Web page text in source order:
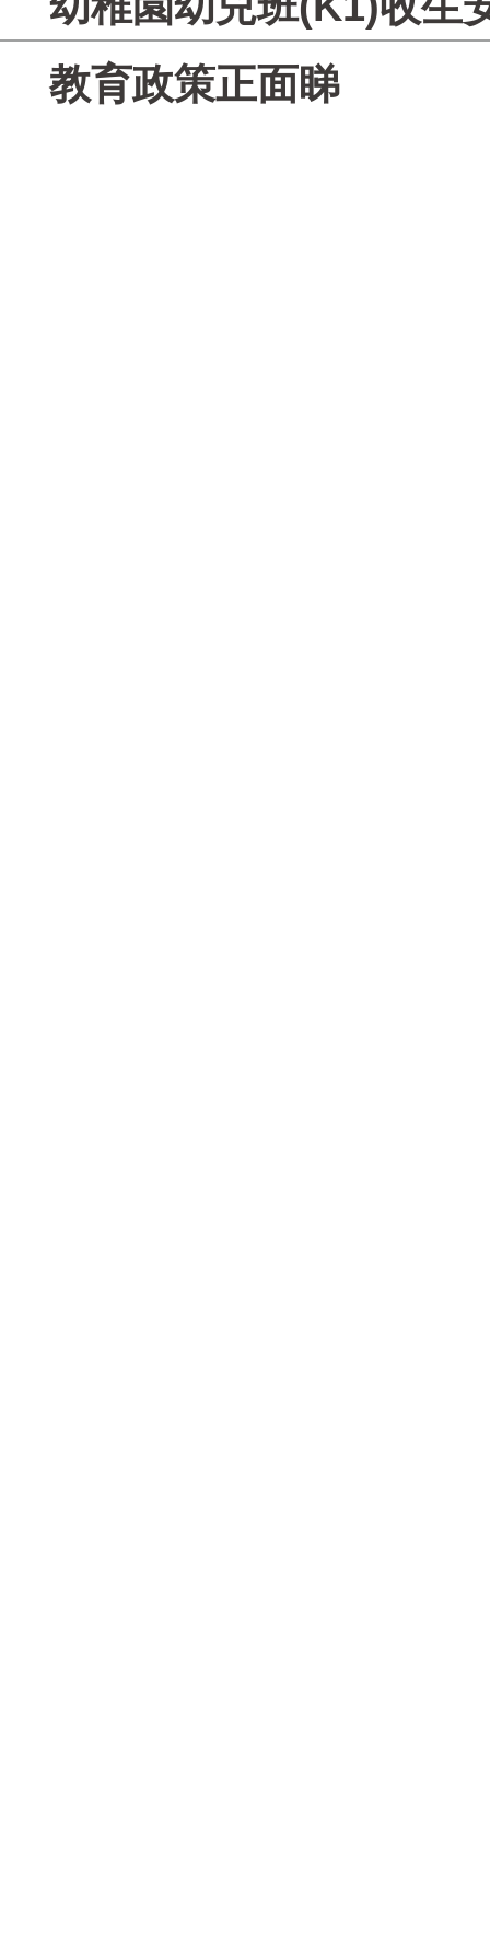
教育政策正面睇